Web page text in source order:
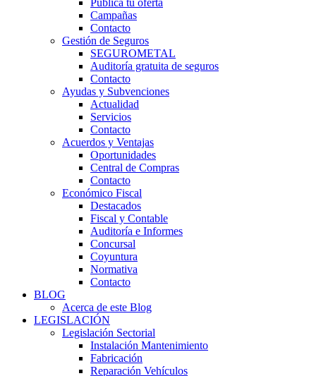
Campañas
Contacto
Gestión de Seguros
SEGUROMETAL
Auditoría gratuita de seguros
Contacto
Ayudas y Subvenciones
Actualidad
Servicios
Contacto
Acuerdos y Ventajas
Oportunidades
Central de Compras
Contacto
Económico Fiscal
Destacados
Fiscal y Contable
Auditoría e Informes
Concursal
Coyuntura
Normativa
Contacto
BLOG
Acerca de este Blog
LEGISLACIÓN
Legislación Sectorial
Instalación Mantenimiento
Fabricación
Reparación Vehículos